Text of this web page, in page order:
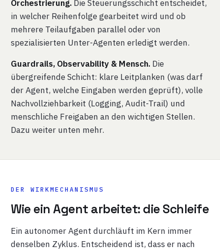
Orchestrierung. Die Steuerungsschicht entscheidet,
in welcher Reihenfolge gearbeitet wird und ob
mehrere Teilaufgaben parallel oder von
spezialisierten Unter-Agenten erledigt werden.
Guardrails, Observability & Mensch. Die
übergreifende Schicht: klare Leitplanken (was darf
der Agent, welche Eingaben werden geprüft), volle
Nachvollziehbarkeit (Logging, Audit-Trail) und
menschliche Freigaben an den wichtigen Stellen.
Dazu weiter unten mehr.
DER WIRKMECHANISMUS
Wie ein Agent arbeitet: die Schleife
Ein autonomer Agent durchläuft im Kern immer
denselben Zyklus. Entscheidend ist, dass er nach